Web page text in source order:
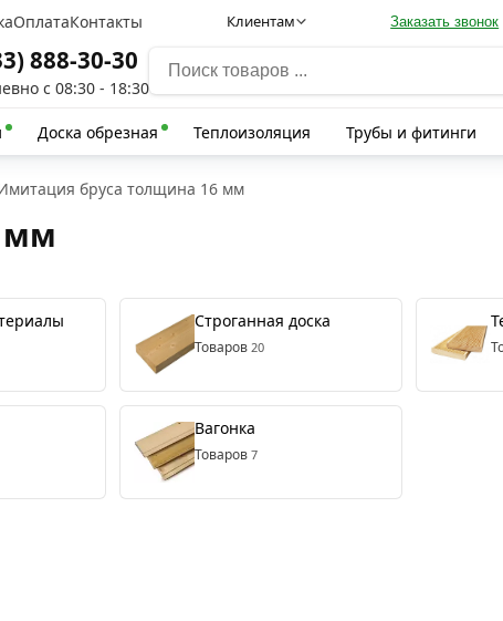
ОплатаКонтакты Клиентам Заказать звонок
888-30-30
с 08:30 - 18:30
Доска обрезная Теплоизоляция Трубы и фитинги
бруса толщина 16 мм
мм
Строганная доска
Товаров 20
Вагонка
Товаров 7